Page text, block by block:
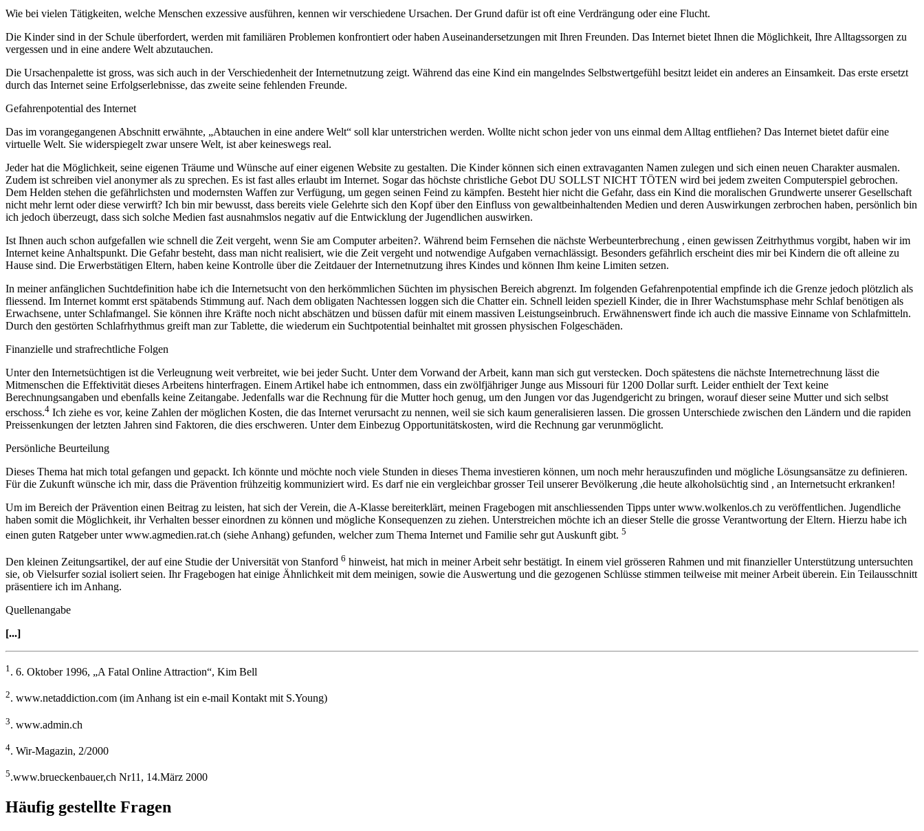
Wie bei vielen Tätigkeiten, welche Menschen exzessive ausführen, kennen wir verschiedene Ursachen. Der Grund dafür ist oft eine Verdrängung oder eine Flucht.
Die Kinder sind in der Schule überfordert, werden mit familiären Problemen konfrontiert oder haben Auseinandersetzungen mit Ihren Freunden. Das Internet bietet Ihnen die Möglichkeit, Ihre Alltagssorgen zu
vergessen und in eine andere Welt abzutauchen.
Die Ursachenpalette ist gross, was sich auch in der Verschiedenheit der Internetnutzung zeigt. Während das eine Kind ein mangelndes Selbstwertgefühl besitzt leidet ein anderes an Einsamkeit. Das erste ersetzt
durch das Internet seine Erfolgserlebnisse, das zweite seine fehlenden Freunde.
Gefahrenpotential des Internet
Das im vorangegangenen Abschnitt erwähnte, „Abtauchen in eine andere Welt“ soll klar unterstrichen werden. Wollte nicht schon jeder von uns einmal dem Alltag entfliehen? Das Internet bietet dafür eine
virtuelle Welt. Sie widerspiegelt zwar unsere Welt, ist aber keineswegs real.
Jeder hat die Möglichkeit, seine eigenen Träume und Wünsche auf einer eigenen Website zu gestalten. Die Kinder können sich einen extravaganten Namen zulegen und sich einen neuen Charakter ausmalen.
Zudem ist schreiben viel anonymer als zu sprechen. Es ist fast alles erlaubt im Internet. Sogar das höchste christliche Gebot DU SOLLST NICHT TÖTEN wird bei jedem zweiten Computerspiel gebrochen.
Dem Helden stehen die gefährlichsten und modernsten Waffen zur Verfügung, um gegen seinen Feind zu kämpfen. Besteht hier nicht die Gefahr, dass ein Kind die moralischen Grundwerte unserer Gesellschaft
nicht mehr lernt oder diese verwirft? Ich bin mir bewusst, dass bereits viele Gelehrte sich den Kopf über den Einfluss von gewaltbeinhaltenden Medien und deren Auswirkungen zerbrochen haben, persönlich bin
ich jedoch überzeugt, dass sich solche Medien fast ausnahmslos negativ auf die Entwicklung der Jugendlichen auswirken.
Ist Ihnen auch schon aufgefallen wie schnell die Zeit vergeht, wenn Sie am Computer arbeiten?. Während beim Fernsehen die nächste Werbeunterbrechung , einen gewissen Zeitrhythmus vorgibt, haben wir im
Internet keine Anhaltspunkt. Die Gefahr besteht, dass man nicht realisiert, wie die Zeit vergeht und notwendige Aufgaben vernachlässigt. Besonders gefährlich erscheint dies mir bei Kindern die oft alleine zu
Hause sind. Die Erwerbstätigen Eltern, haben keine Kontrolle über die Zeitdauer der Internetnutzung ihres Kindes und können Ihm keine Limiten setzen.
In meiner anfänglichen Suchtdefinition habe ich die Internetsucht von den herkömmlichen Süchten im physischen Bereich abgrenzt. Im folgenden Gefahrenpotential empfinde ich die Grenze jedoch plötzlich als
fliessend. Im Internet kommt erst spätabends Stimmung auf. Nach dem obligaten Nachtessen loggen sich die Chatter ein. Schnell leiden speziell Kinder, die in Ihrer Wachstumsphase mehr Schlaf benötigen als
Erwachsene, unter Schlafmangel. Sie können ihre Kräfte noch nicht abschätzen und büssen dafür mit einem massiven Leistungseinbruch. Erwähnenswert finde ich auch die massive Einname von Schlafmitteln.
Durch den gestörten Schlafrhythmus greift man zur Tablette, die wiederum ein Suchtpotential beinhaltet mit grossen physischen Folgeschäden.
Finanzielle und strafrechtliche Folgen
Unter den Internetsüchtigen ist die Verleugnung weit verbreitet, wie bei jeder Sucht. Unter dem Vorwand der Arbeit, kann man sich gut verstecken. Doch spätestens die nächste Internetrechnung lässt die
Mitmenschen die Effektivität dieses Arbeitens hinterfragen. Einem Artikel habe ich entnommen, dass ein zwölfjähriger Junge aus Missouri für 1200 Dollar surft. Leider enthielt der Text keine
Berechnungsangaben und ebenfalls keine Zeitangabe. Jedenfalls war die Rechnung für die Mutter hoch genug, um den Jungen vor das Jugendgericht zu bringen, worauf dieser seine Mutter und sich selbst
erschoss.4 Ich ziehe es vor, keine Zahlen der möglichen Kosten, die das Internet verursacht zu nennen, weil sie sich kaum generalisieren lassen. Die grossen Unterschiede zwischen den Ländern und die rapiden
Preissenkungen der letzten Jahren sind Faktoren, die dies erschweren. Unter dem Einbezug Opportunitätskosten, wird die Rechnung gar verunmöglicht.
Persönliche Beurteilung
Dieses Thema hat mich total gefangen und gepackt. Ich könnte und möchte noch viele Stunden in dieses Thema investieren können, um noch mehr herauszufinden und mögliche Lösungsansätze zu definieren.
Für die Zukunft wünsche ich mir, dass die Prävention frühzeitig kommuniziert wird. Es darf nie ein vergleichbar grosser Teil unserer Bevölkerung ,die heute alkoholsüchtig sind , an Internetsucht erkranken!
Um im Bereich der Prävention einen Beitrag zu leisten, hat sich der Verein, die A-Klasse bereiterklärt, meinen Fragebogen mit anschliessenden Tipps unter www.wolkenlos.ch zu veröffentlichen. Jugendliche
haben somit die Möglichkeit, ihr Verhalten besser einordnen zu können und mögliche Konsequenzen zu ziehen. Unterstreichen möchte ich an dieser Stelle die grosse Verantwortung der Eltern. Hierzu habe ich
einen guten Ratgeber unter www.agmedien.rat.ch (siehe Anhang) gefunden, welcher zum Thema Internet und Familie sehr gut Auskunft gibt. 5
Den kleinen Zeitungsartikel, der auf eine Studie der Universität von Stanford 6 hinweist, hat mich in meiner Arbeit sehr bestätigt. In einem viel grösseren Rahmen und mit finanzieller Unterstützung untersuchten
sie, ob Vielsurfer sozial isoliert seien. Ihr Fragebogen hat einige Ähnlichkeit mit dem meinigen, sowie die Auswertung und die gezogenen Schlüsse stimmen teilweise mit meiner Arbeit überein. Ein Teilausschnitt
präsentiere ich im Anhang.
Quellenangabe
[...]
1. 6. Oktober 1996, „A Fatal Online Attraction“, Kim Bell
2. www.netaddiction.com (im Anhang ist ein e-mail Kontakt mit S.Young)
3. www.admin.ch
4. Wir-Magazin, 2/2000
5.www.brueckenbauer,ch Nr11, 14.März 2000
Häufig gestellte Fragen